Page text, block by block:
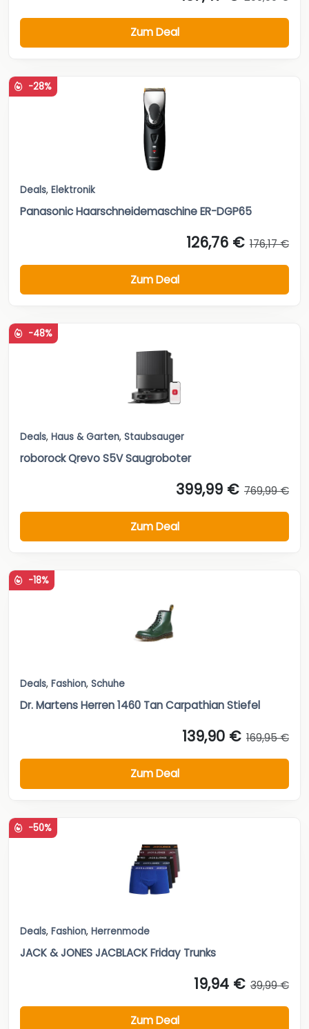
Zum Deal
-28%
Deals, Elektronik
Panasonic Haarschneidemaschine ER-DGP65
126,76 € 176,17 €
Zum Deal
-48%
Deals, Haus & Garten, Staubsauger
roborock Qrevo S5V Saugroboter
399,99 € 769,99 €
Zum Deal
-18%
Deals, Fashion, Schuhe
Dr. Martens Herren 1460 Tan Carpathian Stiefel
139,90 € 169,95 €
Zum Deal
-50%
Deals, Fashion, Herrenmode
JACK & JONES JACBLACK Friday Trunks
19,94 € 39,99 €
Zum Deal